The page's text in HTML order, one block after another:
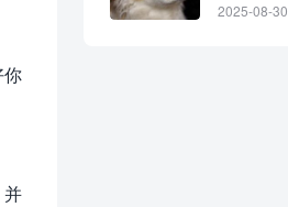
2025-08-30